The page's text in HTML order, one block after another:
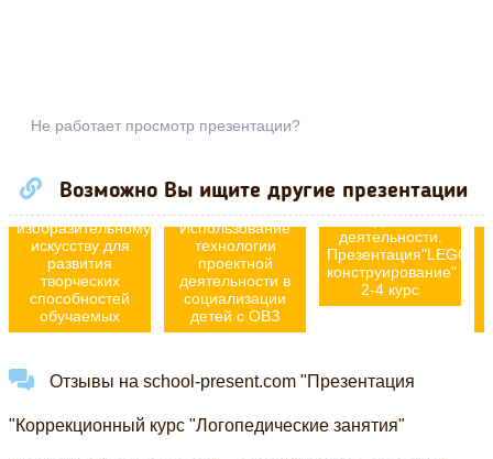
Не работает просмотр презентации?
Возможно Вы ищите другие презентации
Применение
различных
внеурочной
деятельности по
изобразительному
искусству для
развития
творческих
способностей
обучаемых
Использование
технологии
проектной
деятельности в
социализации
детей с ОВЗ
Организация
внеурочной
деятельности.
Презентация"LEGО-
конструирование"
2-4 курс
Отзывы на school-present.com "Презентация
"Коррекционный курс "Логопедические занятия"